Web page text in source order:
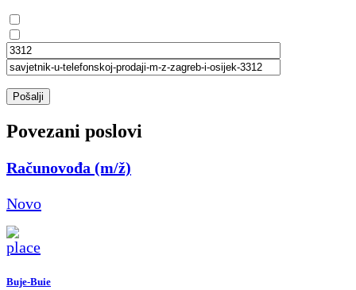
Pošalji
Povezani poslovi
Računovođa (m/ž)
Novo
Buje-Buie